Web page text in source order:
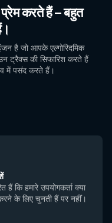
करते हैं – बहुत
है जो आपके एल्गोरिदमिक
ट्रैक्स की सिफारिश करते हैं
में पसंद करते हैं।
हैं कि हमारे उपयोगकर्ता क्या
के लिए चुनती हैं पर नहीं।